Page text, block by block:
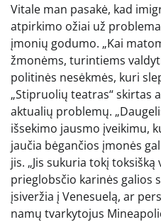
Vitale man pasakė, kad
atpirkimo ožiai už
įmonių godumo. „Kai
žmonėms, turintiems
politinės nesėkmės, kuri
„Stipruolių teatras“ skirtas
aktualių problemų.
išsekimo jausmo įveikimu,
jaučia bėgančios įmonės
jis. „Jis sukuria tokį
prieglobsčio karinės galios
įsiveržia į Venesuelą, ar
namų tvarkytojus